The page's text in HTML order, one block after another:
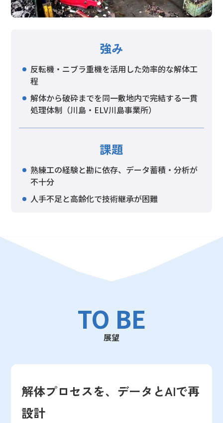
強み
反転機・ニブラ重機を活用した効率的な解体工
程
解体から破砕までを同一敷地内で完結する一貫
処理体制（川島・ELV川島事業所）
課題
熟練工の経験と勘に依存、データ蓄積・分析が
不十分
人手不足と高齢化で技術継承が困難
TO BE
展望
解体プロセスを、データとAIで再
設計